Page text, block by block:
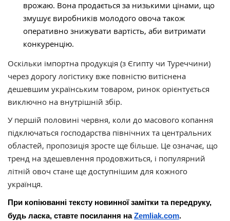
врожаю. Вона продається за низькими цінами, що
змушує виробників молодого овоча також
оперативно знижувати вартість, аби витримати
конкуренцію.
Оскільки імпортна продукція (з Єгипту чи Туреччини)
через дорогу логістику вже повністю витіснена
дешевшим українським товаром, ринок орієнтується
виключно на внутрішній збір.
У першій половині червня, коли до масового копання
підключаться господарства північних та центральних
областей, пропозиція зросте ще більше. Це означає, що
тренд на здешевлення продовжиться, і популярний
літній овоч стане ще доступнішим для кожного
українця.
При копіюванні тексту новинної замітки та передруку,
будь ласка, ставте посилання на Zemliak.com.